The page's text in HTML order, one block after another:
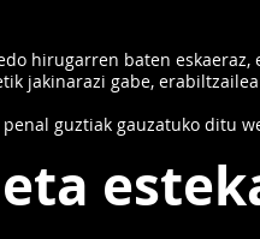
hirugarren baten
jakinarazi gabe,
guztiak gauzatuko ditu